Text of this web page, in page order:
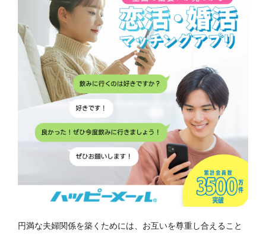
円満な夫婦関係を築くためには、お互いを尊重し合えること